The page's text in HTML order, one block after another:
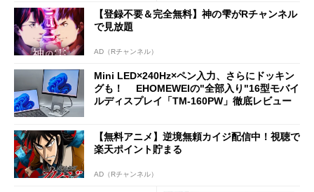
【登録不要＆完全無料】神の雫がRチャンネル
で見放題
AD（Rチャンネル）
Mini LED×240Hz×ペン入力、さらにドッキン
グも！ EHOMEWEIの"全部入り"16型モバイ
ルディスプレイ「TM-160PW」徹底レビュー
【無料アニメ】逆境無頼カイジ配信中！視聴で
楽天ポイント貯まる
AD（Rチャンネル）